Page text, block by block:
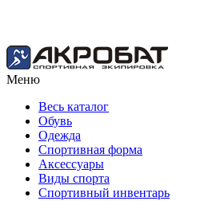
Меню
Весь каталог
Обувь
Одежда
Спортивная форма
Аксессуары
Виды спорта
Спортивный инвентарь